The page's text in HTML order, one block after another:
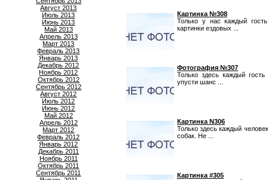
Август 2013
Июль 2013
Июнь 2013
Май 2013
Апрель 2013
Март 2013
Февраль 2013
Январь 2013
Декабрь 2012
Ноябрь 2012
Октябрь 2012
Сентябрь 2012
Август 2012
Июль 2012
Июнь 2012
Май 2012
Апрель 2012
Март 2012
Февраль 2012
Январь 2012
Декабрь 2011
Ноябрь 2011
Октябрь 2011
Сентябрь 2011
Картинка №308
Только у нас каждый
картинки ездовых ...
Фотография №307
Только здесь каждый
упусти шанс ...
Картинка N306
Только здесь каждый
собак. Не ...
Картинка #305